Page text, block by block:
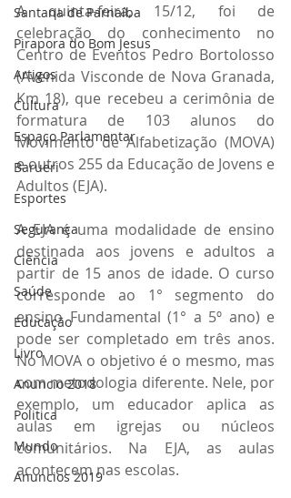
Santana de Parnaíba
Pirapora do Bom Jesus
Artigos
Cultura
Espaço Parlamentar
Barueri
Esportes
Segurança
Ciência
Saúde
Educação
Livro
Anuncio 2018
Politica
Mundo
Anuncios 2019
A quinta-feira, 15/12, foi de
celebração do conhecimento no
Centro de Eventos Pedro Bortolosso
(Avenida Visconde de Nova Granada,
Km 18), que recebeu a cerimônia de
formatura de 103 alunos do
Movimento de Alfabetização (MOVA)
e outros 255 da Educação de Jovens e
Adultos (EJA).
A EJA é uma modalidade de ensino
destinada aos jovens e adultos a
partir de 15 anos de idade. O curso
corresponde ao 1° segmento do
ensino Fundamental (1° a 5º ano) e
pode ser completado em três anos.
No MOVA o objetivo é o mesmo, mas
com metodologia diferente. Nele, por
exemplo, um educador aplica as
aulas em igrejas ou núcleos
comunitários. Na EJA, as aulas
acontecem nas escolas.